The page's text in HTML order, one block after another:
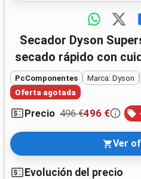
Secador Dyson Supersonic Nural 1600W:
secado rápido con
PcComponentes Marca: Dyson
Oferta agotada
Precio 496 €496 €
Ver
Evolución del precio